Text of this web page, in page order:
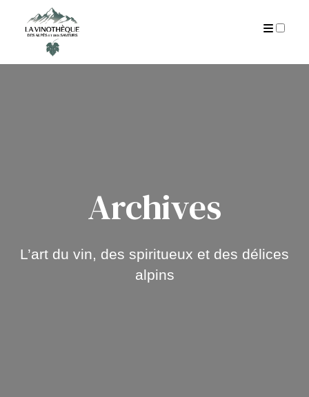
AUTEUR
CGU
ARCHIVES
Archives
L’art du vin, des spiritueux et des délices
alpins